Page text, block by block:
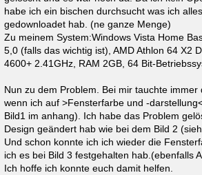
habe ich ein bischen durchsucht was ich
gedownloadet hab. (ne ganze Menge)
Zu meinem System:Windows Vista Home
5,0 (falls das wichtig ist), AMD Athlon 64 X2
4600+ 2.41GHz, RAM 2GB, 64 Bit-
Nun zu dem Problem. Bei mir tauchte immer
wenn ich auf >Fensterfarbe und -
Bild1 im anhang). Ich habe das Problem
Design geändert hab wie bei dem Bild 2
Und schon konnte ich ich wieder die
ich es bei Bild 3 festgehalten hab.(ebenfalls
Ich hoffe ich konnte euch damit helfen.